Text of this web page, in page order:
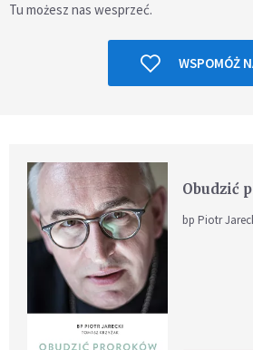
Tu możesz nas wesprzeć.
WSPOMÓŻ
Obudzić
bp Piotr